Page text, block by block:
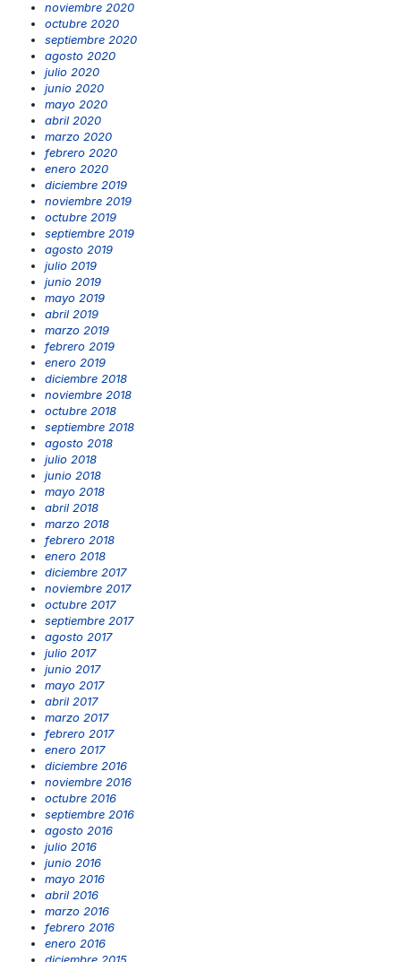
noviembre 2020
octubre 2020
septiembre 2020
agosto 2020
julio 2020
junio 2020
mayo 2020
abril 2020
marzo 2020
febrero 2020
enero 2020
diciembre 2019
noviembre 2019
octubre 2019
septiembre 2019
agosto 2019
julio 2019
junio 2019
mayo 2019
abril 2019
marzo 2019
febrero 2019
enero 2019
diciembre 2018
noviembre 2018
octubre 2018
septiembre 2018
agosto 2018
julio 2018
junio 2018
mayo 2018
abril 2018
marzo 2018
febrero 2018
enero 2018
diciembre 2017
noviembre 2017
octubre 2017
septiembre 2017
agosto 2017
julio 2017
junio 2017
mayo 2017
abril 2017
marzo 2017
febrero 2017
enero 2017
diciembre 2016
noviembre 2016
octubre 2016
septiembre 2016
agosto 2016
julio 2016
junio 2016
mayo 2016
abril 2016
marzo 2016
febrero 2016
enero 2016